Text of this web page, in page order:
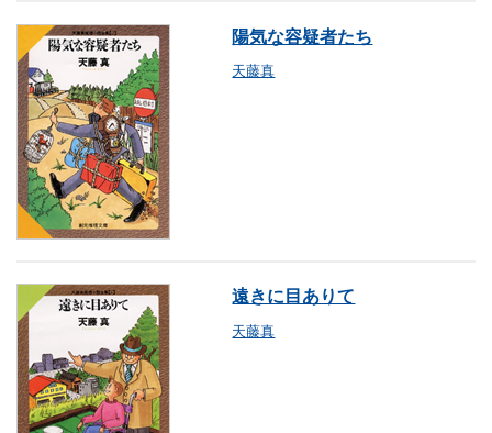
陽気な容疑者たち
天藤真
遠きに目ありて
天藤真